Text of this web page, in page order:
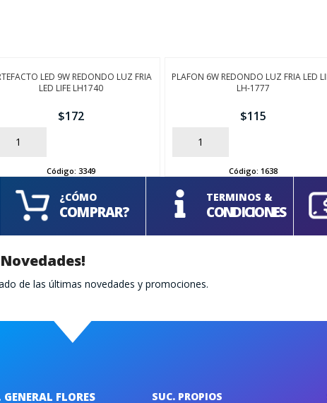
LED 9W REDONDO LUZ FRIA
LED LIFE LH1740
$172
AÑADIR
Código:3349
PLAFON 6W REDONDO LUZ FRIA LED
LH-1777
$115
AÑADIR
Código: 1638
¿CÓMO
COMPRAR?
TERMINOS &
CONDICIONES
de las últimas novedades y promociones.
GENERAL FLORES SUC. PROPIOS